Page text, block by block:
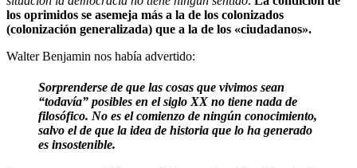
los oprimidos se asemeja más a la de los colonizados
(colonización generalizada) que a la de los «ciudadanos».
Walter Benjamin nos había advertido:
Sorprenderse de que las cosas que vivimos sean
“todavía” posibles en el siglo XX no tiene nada de
filosófico. No es el comienzo de ningún conocimiento,
salvo el de que la idea de historia que lo ha generado
es insostenible.